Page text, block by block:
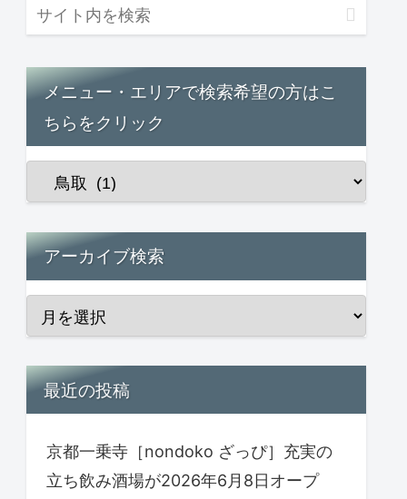
メニュー・エリアで検索希望の方はこ
ちらをクリック
アーカイブ検索
最近の投稿
京都一乗寺［nondoko ざっぴ］充実の
立ち飲み酒場が2026年6月8日オープ